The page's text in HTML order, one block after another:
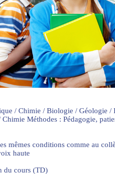
/ Chimie / Biologie / Géologie /
Méthodes : Pédagogie,
mêmes conditions comme au
haute
du cours (TD)